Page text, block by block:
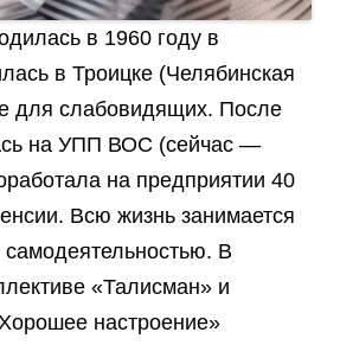
в 1960 году в
в Троицке (Челябинская
для слабовидящих. После
на УПП ВОС (сейчас —
на предприятии 40
Всю жизнь занимается
самодеятельностью. В
«Талисман» и
настроение»